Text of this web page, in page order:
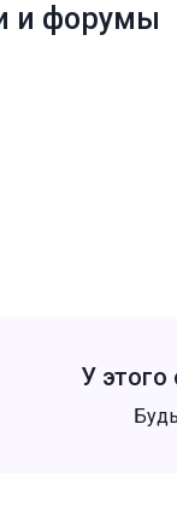
и форумы
У